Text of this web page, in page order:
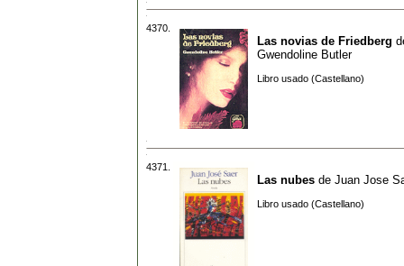
4370.
Las novias de Friedberg
Gwendoline Butler
Libro usado (Castellano)
4371.
Las nubes de Juan Jose
Libro usado (Castellano)